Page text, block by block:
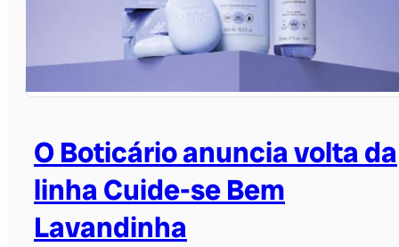
O Boticário anuncia volta da
linha Cuide-se Bem
Lavandinha